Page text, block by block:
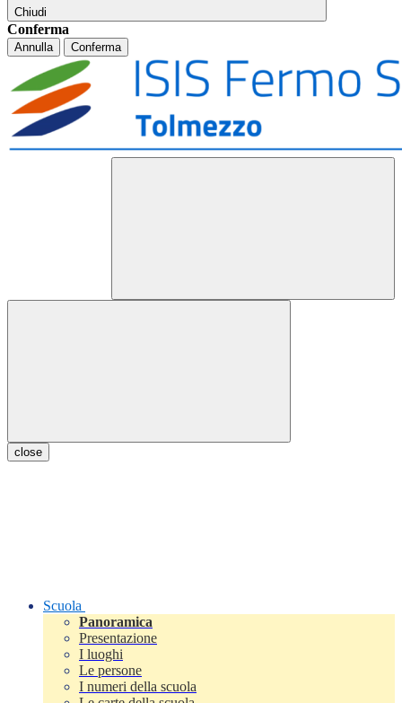
Chiudi
Conferma
Annulla Conferma
close
Scuola
Panoramica
Presentazione
I luoghi
Le persone
I numeri della scuola